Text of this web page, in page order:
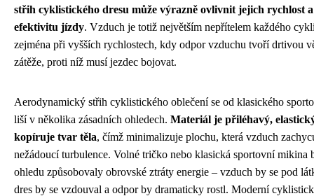
střih cyklistického dresu může výrazně ovlivnit jejich rychlost
efektivitu jízdy. Vzduch je totiž největším nepřítelem každého
zejména při vyšších rychlostech, kdy odpor vzduchu tvoří drtivou
zátěže, proti níž musí jezdec bojovat.
Aerodynamický střih cyklistického oblečení se od klasického
liší v několika zásadních ohledech. Materiál je přiléhavý,
kopíruje tvar těla, čímž minimalizuje plochu, která vzduch
nežádoucí turbulence. Volné tričko nebo klasická sportovní mikina
ohledu způsobovaly obrovské ztráty energie – vzduch by se pod
dres by se vzdouval a odpor by dramaticky rostl. Moderní